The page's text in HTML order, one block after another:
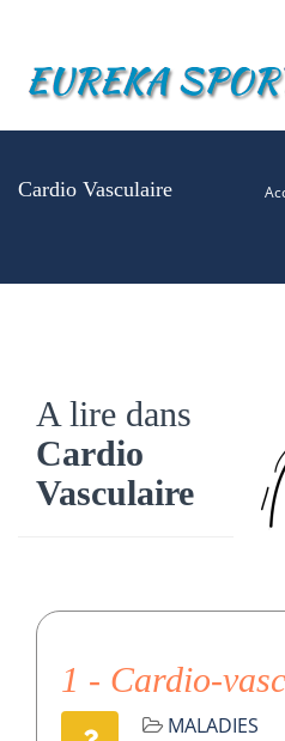
Cardio Vasculaire
A lire dans
Cardio
Vasculaire
1 - Cardio-
MALADIES